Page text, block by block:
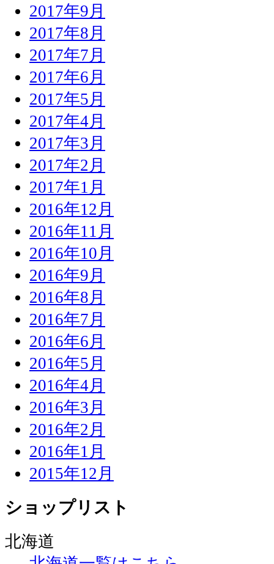
2017年9月
2017年8月
2017年7月
2017年6月
2017年5月
2017年4月
2017年3月
2017年2月
2017年1月
2016年12月
2016年11月
2016年10月
2016年9月
2016年8月
2016年7月
2016年6月
2016年5月
2016年4月
2016年3月
2016年2月
2016年1月
2015年12月
ショップリスト
北海道